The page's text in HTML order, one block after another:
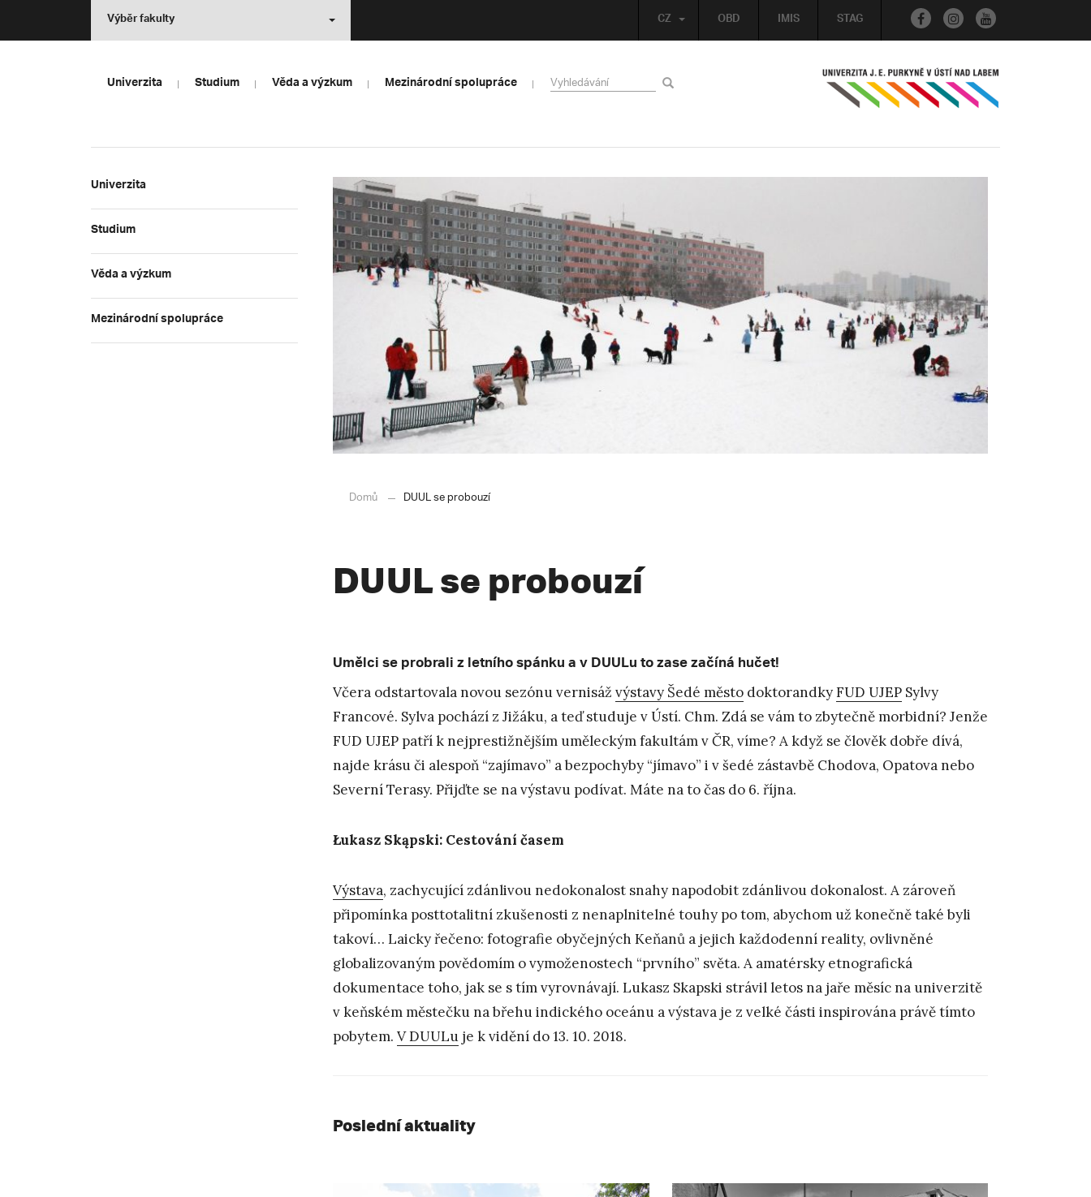
OBD IMIS STAG
CZ
Výběr fakulty
Univerzita Studium Věda a výzkum Mezinárodní spolupráce
Univerzita
Studium
Věda a výzkum
Mezinárodní spolupráce
Domů DUUL se probouzí
DUUL se probouzí
Umělci se probrali z letního spánku a v DUULu to zase začíná hučet!
Včera odstartovala novou sezónu vernisáž výstavy Šedé město doktorandkyFUD UJEP Sylvy
Francové. Sylva pochází z Jižáku, a teď studuje v Ústí. Chm. Zdá se vám to zbytečně morbidní? Jenže
FUD UJEP patří k nejprestižnějším uměleckým fakultám v ČR, víme? A když se člověk dobře dívá,
najde krásu či alespoň “zajímavo” a bezpochyby “jímavo” i v šedé zástavbě Chodova, Opatova nebo
Severní Terasy. Přijďte se na výstavu podívat. Máte na to čas do 6. října.
Łukasz Skąpski: Cestování časem
Výstava, zachycující zdánlivou nedokonalost snahy napodobit zdánlivou dokonalost. A zároveň
připomínka posttotalitní zkušenosti z nenaplnitelné touhy po tom, abychom už konečně také byli
takoví… Laicky řečeno: fotografie obyčejných Keňanů a jejich každodenní reality, ovlivněné
globalizovaným povědomím o vymoženostech “prvního” světa. A amatérsky etnografická
dokumentace toho, jak se s tím vyrovnávají. Lukasz Skapski strávil letos na jaře měsíc na univerzitě
v keňském městečku na břehu indického oceánu a výstava je z velké části inspirována právě tímto
pobytem. V DUULu je k vidění do 13. 10. 2018.
Poslední aktuality